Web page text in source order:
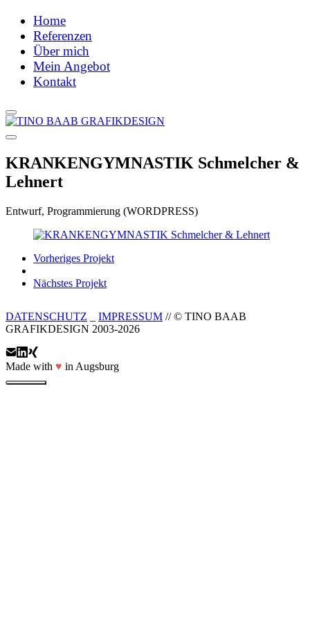
Home
Referenzen
Über mich
Mein Angebot
Kontakt
KRANKENGYMNASTIK Schmelcher &
Lehnert
Entwurf, Programmierung (WORDPRESS)
Vorheriges Projekt
Nächstes Projekt
DATENSCHUTZ IMPRESSUM // © TINO BAAB
GRAFIKDESIGN 2003-2026
Made with ♥ in Augsburg